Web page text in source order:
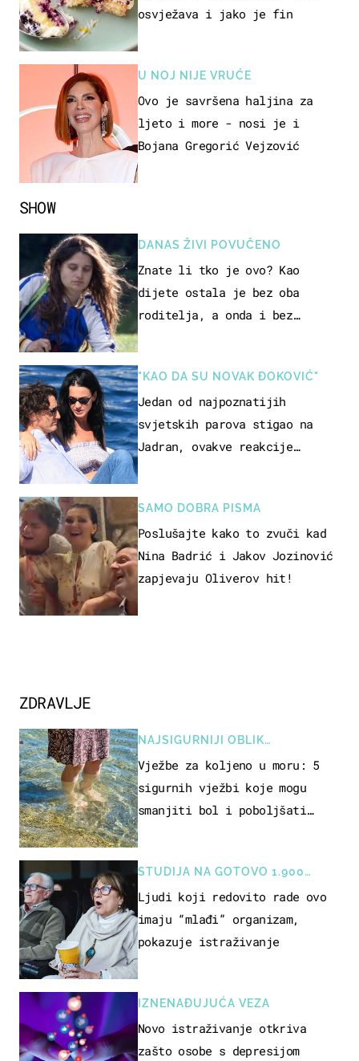
SHOW
DANAS ŽIVI POVUČENO
Znate li tko je ovo? Kao
dijete ostala je bez oba
roditelja, a onda i bez
"KAO DA SU NOVAK ĐOKOVIĆ"
Jedan od najpoznatijih
svjetskih parova stigao na
Jadran, ovakve reakcije
SAMO DOBRA PISMA
Poslušajte kako to zvuči kad
Nina Badrić i Jakov Jozinović
zapjevaju Oliverov hit!
ZDRAVLJE
NAJSIGURNIJI OBLIK
REKREACIJE
Vježbe za koljeno u moru: 5
sigurnih vježbi koje mogu
smanjiti bol i poboljšati
STUDIJA NA GOTOVO 1.900
OSOBA
Ljudi koji redovito rade ovo
imaju “mlađi” organizam,
pokazuje istraživanje
IZNENAĐUJUĆA VEZA
Novo istraživanje otkriva
zašto osobe s depresijom
osvježava i jako je fin
U NOJ NIJE VRUĆE
Ovo je savršena haljina za
ljeto i more - nosi je i
Bojana Gregorić Vejzović